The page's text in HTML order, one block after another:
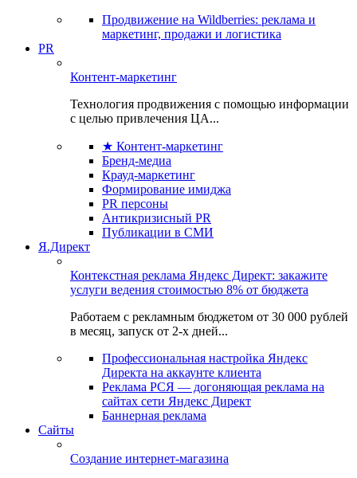
Продвижение на Wildberries: реклама и
маркетинг, продажи и логистика
PR
Контент-маркетинг
Технология продвижения с помощью информации
с целью привлечения ЦА...
★ Контент-маркетинг
Бренд-медиа
Крауд-маркетинг
Формирование имиджа
PR персоны
Антикризисный PR
Публикации в СМИ
Я.Директ
Контекстная реклама Яндекс Директ: закажите
услуги ведения стоимостью 8% от бюджета
Работаем с рекламным бюджетом от 30 000 рублей
в месяц, запуск от 2-х дней...
Профессиональная настройка Яндекс
Директа на аккаунте клиента
Реклама РСЯ — догоняющая реклама на
сайтах сети Яндекс Директ
Баннерная реклама
Сайты
Создание интернет-магазина